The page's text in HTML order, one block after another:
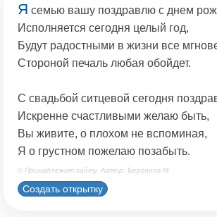
Я семью вашу поздравлю с днем
Исполняется сегодня целый год,
Будут радостными в жизни все
Стороной печаль любая обойдет.
С свадьбой ситцевой сегодня
Искренне счастливыми желаю быть,
Вы живите, о плохом не вспоминая,
Я о грустном пожелаю позабыть.
© Принадлежит сайту. Автор: Берсанов М.
Создать открытку